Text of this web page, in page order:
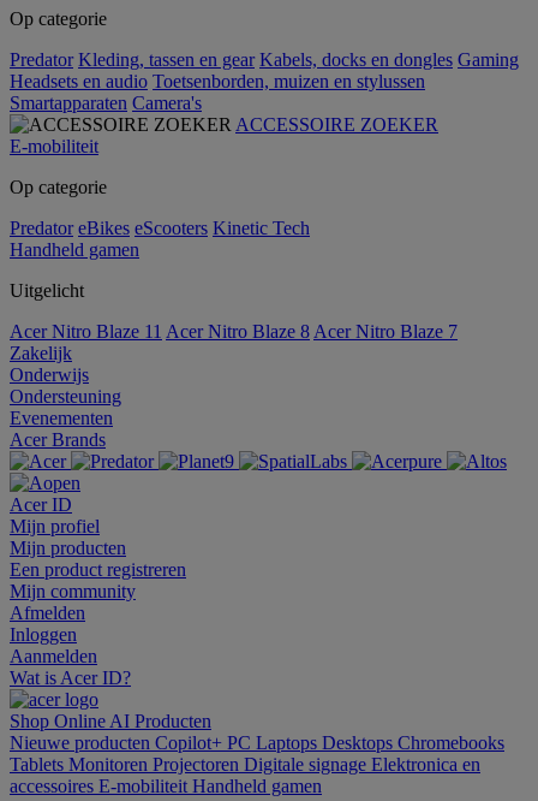
Op categorie
Predator Kleding, tassen en gear Kabels, docks en dongles Gaming
Headsets en audio Toetsenborden, muizen en stylussen
Smartapparaten Camera's
ACCESSOIRE ZOEKER
E-mobiliteit
Op categorie
Predator eBikes eScooters Kinetic Tech
Handheld gamen
Uitgelicht
Acer Nitro Blaze 11 Acer Nitro Blaze 8 Acer Nitro Blaze 7
Zakelijk
Onderwijs
Ondersteuning
Evenementen
Acer Brands
Acer ID
Mijn profiel
Mijn producten
Een product registreren
Mijn community
Afmelden
Inloggen
Aanmelden
Wat is Acer ID?
Shop Online AI Producten
Nieuwe producten Copilot+ PC Laptops Desktops Chromebooks
Tablets Monitoren Projectoren Digitale signage Elektronica en
accessoires E-mobiliteit Handheld gamen